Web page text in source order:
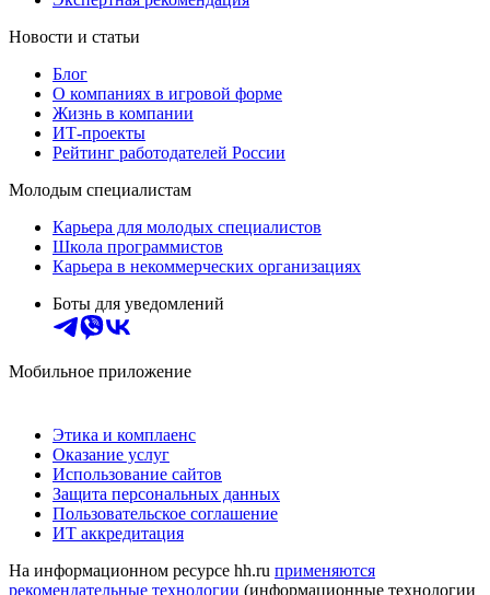
Новости и статьи
Блог
О компаниях в игровой форме
Жизнь в компании
ИТ-проекты
Рейтинг работодателей России
Молодым специалистам
Карьера для молодых специалистов
Школа программистов
Карьера в некоммерческих организациях
Боты для уведомлений
Мобильное приложение
Этика и комплаенс
Оказание услуг
Использование сайтов
Защита персональных данных
Пользовательское соглашение
ИТ аккредитация
На информационном ресурсе hh.ru применяются
рекомендательные технологии (информационные технологии